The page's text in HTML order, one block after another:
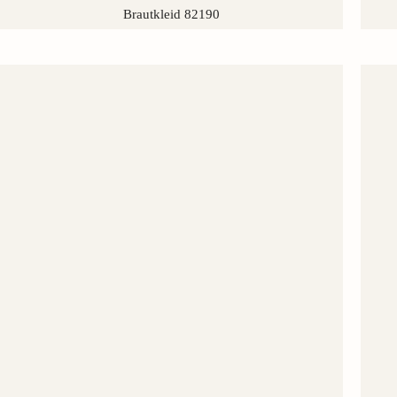
Brautkleid 82190